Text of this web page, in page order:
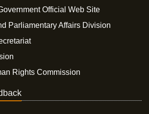
Official Web Site
Parliamentary Affairs Division
Rights Commission